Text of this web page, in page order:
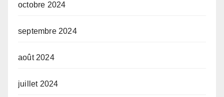
octobre 2024
septembre 2024
août 2024
juillet 2024